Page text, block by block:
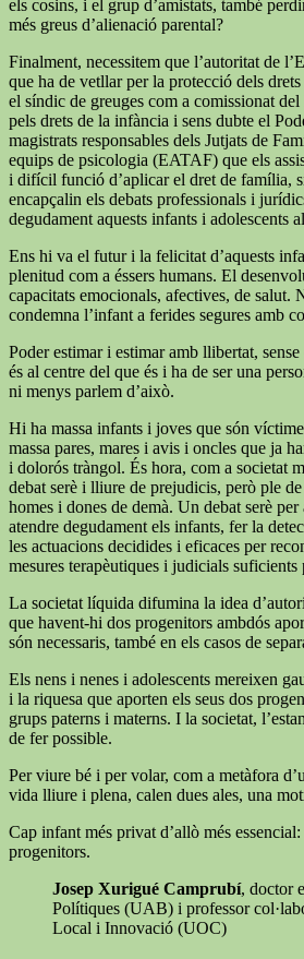
els cosins, i el grup d’amistats, també
més greus d’alienació parental?
Finalment, necessitem que l’autoritat de
que ha de vetllar per la protecció dels
el síndic de greuges com a comissionat
pels drets de la infància i sens dubte el
magistrats responsables dels Jutjats de
equips de psicologia (EATAF) que els
i difícil funció d’aplicar el dret de família,
encapçalin els debats professionals i
degudament aquests infants i adolescents
Ens hi va el futur i la felicitat d’aquests
plenitud com a éssers humans. El
capacitats emocionals, afectives, de salut.
condemna l’infant a ferides segures amb
Poder estimar i estimar amb llibertat,
és al centre del que és i ha de ser una
ni menys parlem d’això.
Hi ha massa infants i joves que són
massa pares, mares i avis i oncles que ja
i dolorós tràngol. És hora, com a societat
debat serè i lliure de prejudicis, però ple
homes i dones de demà. Un debat serè
atendre degudament els infants, fer la
les actuacions decidides i eficaces per
mesures terapèutiques i judicials suficients
La societat líquida difumina la idea
que havent-hi dos progenitors ambdós
són necessaris, també en els casos de
Els nens i nenes i adolescents mereixen
i la riquesa que aporten els seus dos
grups paterns i materns. I la societat,
de fer possible.
Per viure bé i per volar, com a metàfora
vida lliure i plena, calen dues ales, una
Cap infant més privat d’allò més essencial:
progenitors.
Josep Xurigué Camprubí, doctor
Polítiques (UAB) i professor
Local i Innovació (UOC)